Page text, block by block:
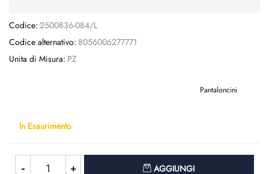
Codice: 2500836-084/L
Codice alternativo: 8056006277771
Unita di Misura: PZ
Pantaloncini
In Esaurimento
AGGIUNGI